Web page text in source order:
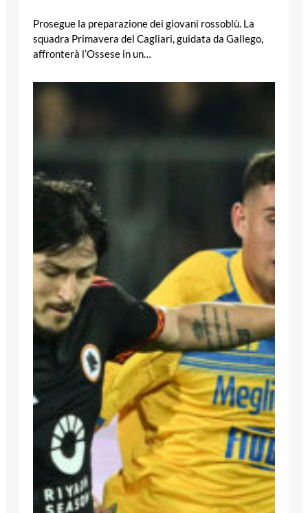
Prosegue la preparazione dei giovani rossoblù. La
squadra Primavera del Cagliari, guidata da Gallego,
affronterà l’Ossese in un…